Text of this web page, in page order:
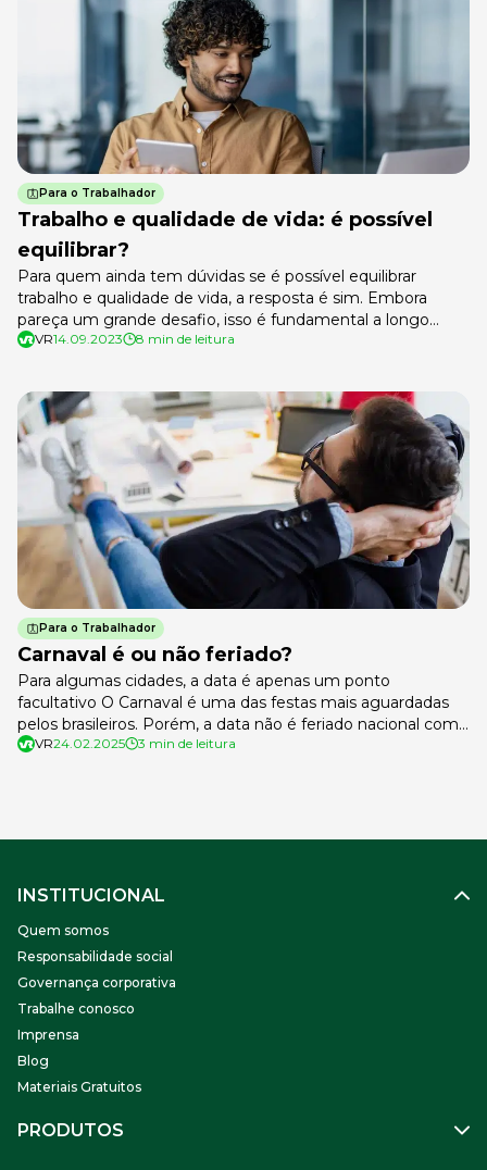
Para o Trabalhador
Trabalho e qualidade de vida: é possível
equilibrar?
Para quem ainda tem dúvidas se é possível equilibrar
trabalho e qualidade de vida, a resposta é sim. Embora
pareça um grande desafio, isso é fundamental a longo
prazo para manter a mente, o corpo e o bolso saudáveis. É
VR14.09.2023 8 min de leitura
Para o Trabalhador
Carnaval é ou não feriado?
Para algumas cidades, a data é apenas um ponto
facultativo O Carnaval é uma das festas mais aguardadas
pelos brasileiros. Porém, a data não é feriado nacional como
muitos imaginam. Por isso, os trabalhadores precisam
VR24.02.2025 3 min de leitura
INSTITUCIONAL
Quem somos
Responsabilidade social
Governança corporativa
Trabalhe conosco
Imprensa
Blog
Materiais Gratuitos
PRODUTOS